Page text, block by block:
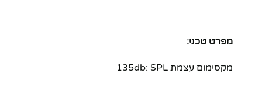
מפרט טכני:
מקסימום עצמת 135db: SPL